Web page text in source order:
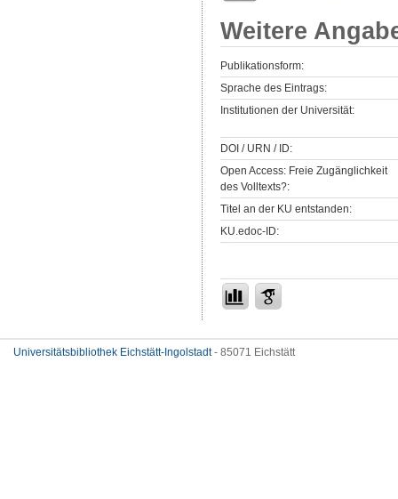
Weitere
Publikationsform:
Sprache des Eintrags:
Institutionen der Universität:
DOI / URN / ID:
Open Access: Freie Zugänglichkeit
des Volltexts?:
Titel an der KU entstanden:
KU.edoc-ID:
Universitätsbibliothek Eichstätt-Ingolstadt- 85071 Eichstätt